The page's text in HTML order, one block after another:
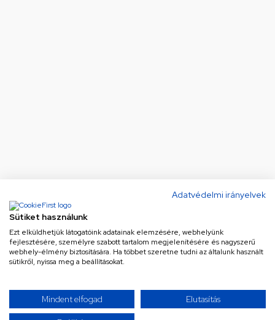
Adatvédelmi irányelvek
Sütiket használunk
Ezt elküldhetjük látogatóink adatainak elemzésére, webhelyünk
fejlesztésére, személyre szabott tartalom megjelenítésére és nagyszerű
webhely-élmény biztosítására. Ha többet szeretne tudni az általunk használt
sütikről, nyissa meg a beállításokat.
Mindent elfogad Elutasítás